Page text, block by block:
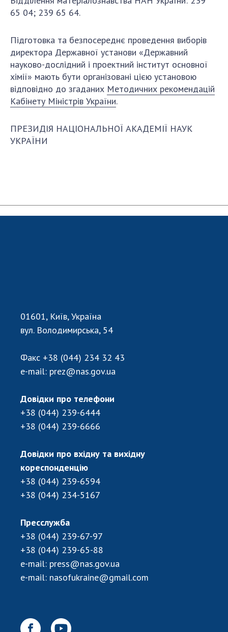
65 04; 239 65 64.
Підготовка та безпосереднє проведення виборів
директора Державної установи «Державний
науково-дослідний і проектний інститут основної
хімії» мають бути організовані цією установою
відповідно до згаданих Методичних рекомендацій
Кабінету Міністрів України.
ПРЕЗИДІЯ НАЦІОНАЛЬНОЇ АКАДЕМІЇ НАУК
УКРАЇНИ
01601, Київ, Україна
вул. Володимирська, 54
Факс +38 (044) 234 32 43
e-mail: prez@nas.gov.ua
Довідки про телефони
+38 (044) 239-6444
+38 (044) 239-6666
Довідки про вхідну та вихідну
кореспонденцію
+38 (044) 239-6594
+38 (044) 234-5167
Пресслужба
+38 (044) 239-67-97
+38 (044) 239-65-88
e-mail: press@nas.gov.ua
e-mail: nasofukraine@gmail.com